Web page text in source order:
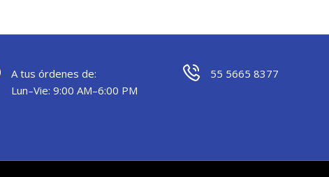
A tus órdenes de:
Lun–Vie: 9:00 AM–6:00 PM
55 5665 8377